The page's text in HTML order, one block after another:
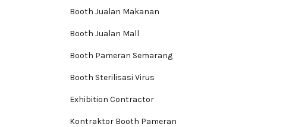
Booth Jualan Makanan
Booth Jualan Mall
Booth Pameran Semarang
Booth Sterilisasi Virus
Exhibition Contractor
Kontraktor Booth Pameran